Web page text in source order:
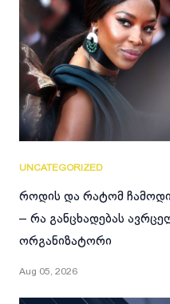
UNCATEGORIZED
როდის და რატომ
– რა განცხადებას
ორგანიზატორი
Aug 05, 2026